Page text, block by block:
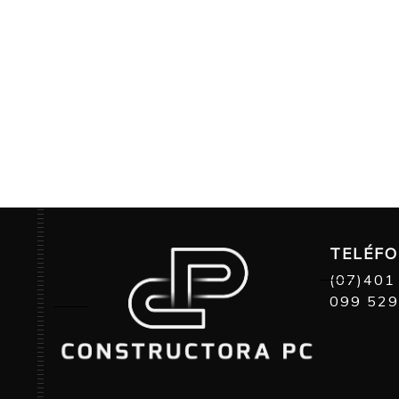
(07)401
099